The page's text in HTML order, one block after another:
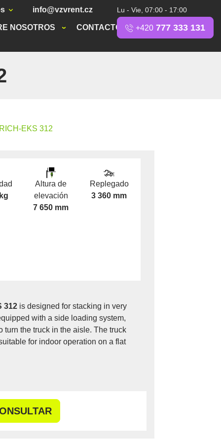
NOSOTROS CONTACTO
info@vzvrent.cz Lu - Vie, 07:00 - 17:00
+420 777 333 131
EKS 312
Altura de
elevación
7 650 mm
Replegado
3 360 mm
312 is designed for stacking in very
with a side loading system,
turn the truck in the aisle. The truck
for indoor operation on a flat